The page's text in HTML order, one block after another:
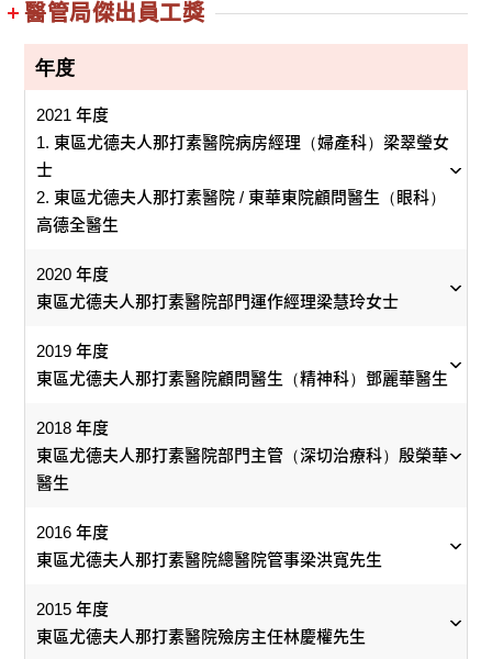
醫管局傑出員工獎
年度
2021 年度
1. 東區尤德夫人那打素醫院病房經理（婦產科）梁翠瑩女
士
2. 東區尤德夫人那打素醫院 / 東華東院顧問醫生（眼科）
高德全醫生
1.
東區尤德夫人那打素醫院病房經理（婦產科）梁翠瑩
女士
翡翠，經過琢磨變得晶瑩通透，正如人生，要經歷衝
2.
東區尤德夫人那打素醫院 / 東華東院顧問醫生（眼
科）高德全醫生
時代進步，無論是服務需求、還是人才培訓，30年前
2020 年度
東區尤德夫人那打素醫院部門運作經理梁慧玲女士
東區尤德夫人那打素醫院部門運作經理梁慧玲女士
今年的傑出員工梁慧玲在婦產科工作逾36年，首先在般咸
2019 年度
東區尤德夫人那打素醫院顧問醫生（精神科）鄧麗華醫生
東區尤德夫人那打素醫院顧問醫生（精神科）鄧麗華醫生
2018 年度
東區尤德夫人那打素醫院部門主管（深切治療科）殷榮華
醫生
2016 年度
東區尤德夫人那打素醫院總醫院管事梁洪寬先生
2015 年度
東區尤德夫人那打素醫院殮房主任林慶權先生